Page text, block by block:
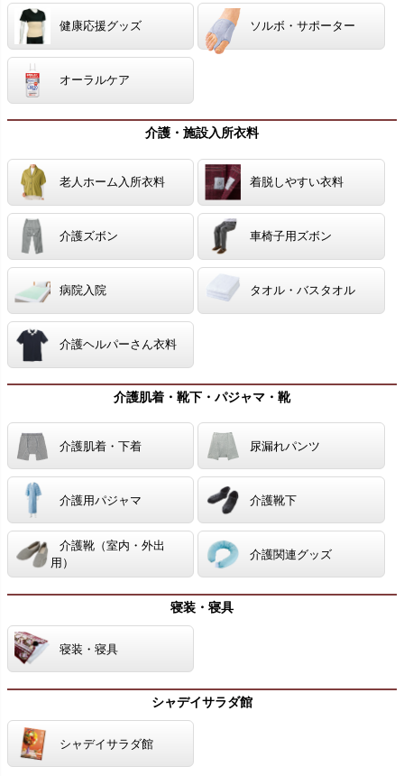
健康応援グッズ ソルボ・サポーター
オーラルケア
介護・施設入所衣料
老人ホーム入所衣料 着脱しやすい衣料
介護ズボン 車椅子用ズボン
病院入院 タオル・バスタオル
介護ヘルパーさん衣料
介護肌着・靴下・パジャマ・靴
介護肌着・下着 尿漏れパンツ
介護用パジャマ 介護靴下
介護靴（室内・外出
用）
介護関連グッズ
寝装・寝具
寝装・寝具
シャデイサラダ館
シャデイサラダ館